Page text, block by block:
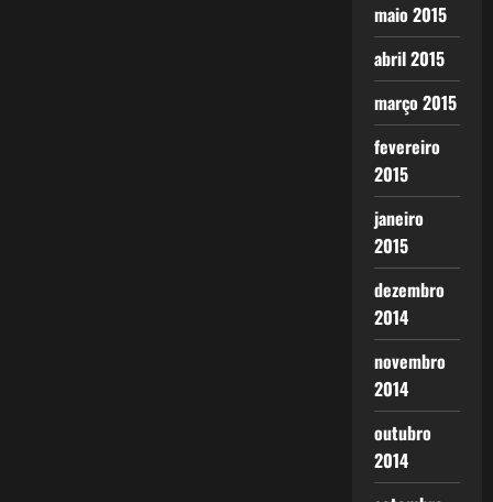
maio 2015
abril 2015
março 2015
fevereiro
2015
janeiro
2015
dezembro
2014
novembro
2014
outubro
2014